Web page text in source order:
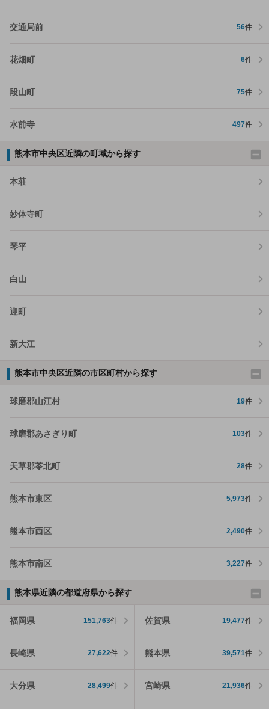
交通局前 56件
花畑町 6件
段山町 75件
水前寺 497件
熊本市中央区近隣の町域から探す
本荘
妙体寺町
琴平
白山
迎町
新大江
熊本市中央区近隣の市区町村から探す
球磨郡山江村 19件
球磨郡あさぎり町 103件
天草郡苓北町 28件
熊本市東区 5,973件
熊本市西区 2,490件
熊本市南区 3,227件
熊本県近隣の都道府県から探す
福岡県 151,763件 佐賀県 19,477件
長崎県 27,622件 熊本県 39,571件
大分県 28,499件 宮崎県 21,936件